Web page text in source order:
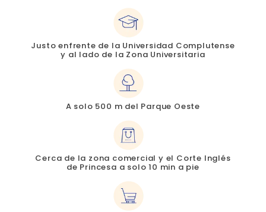
Justo enfrente de la Universidad Complutense
y al lado de la Zona Universitaria
A solo 500 m del Parque Oeste
Cerca de la zona comercial y el Corte Inglés
de Princesa a solo 10 min a pie